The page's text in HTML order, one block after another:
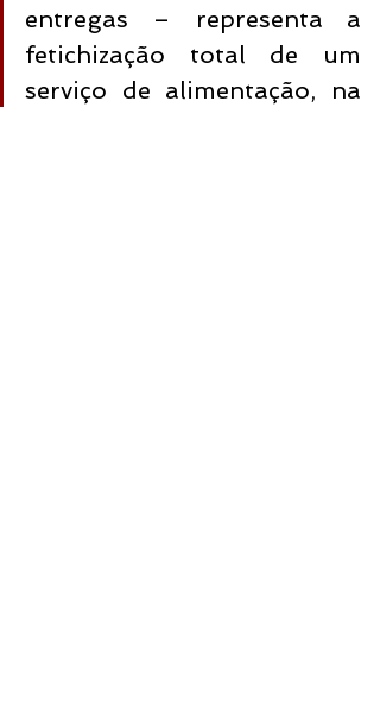
entregas – representa a
fetichização total de um
serviço de alimentação, na